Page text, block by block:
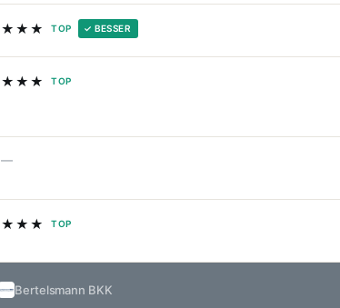
★★★ TOP ✓ BESSER
★★★ TOP
—
★★★ TOP
Bertelsmann BKK